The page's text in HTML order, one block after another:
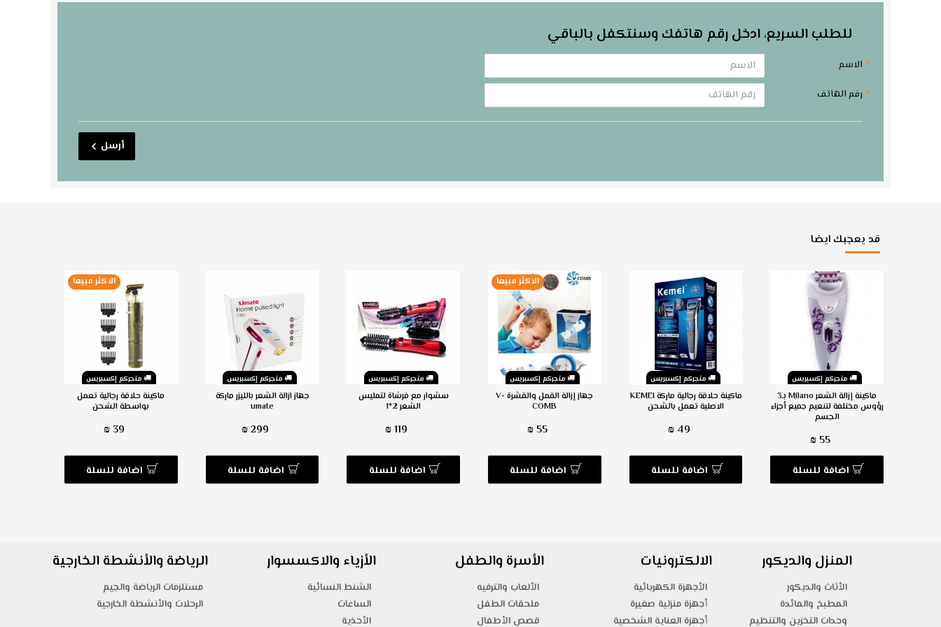
للطلب السريع، ادخل رقم هاتفك وسنتكفل بالباقي
الاسم
رقم الهاتف
أرسل
قد يعجبك ايضا
متجركم إكسبريس
ماكينة إزالة الشعر Milano بـ3
رؤوس مختلفة لتنعيم جميع أجزاء
الجسم
55 ₪
اضافة للسلة
متجركم إكسبريس
ماكينة حلاقة رجالية ماركة KEMEI
الاصلية تعمل بالشحن
49 ₪
اضافة للسلة
متجركم إكسبريس
الاكثر مبيعا
جهاز إزالة القمل والقشرة V-
COMB
55 ₪
اضافة للسلة
متجركم إكسبريس
سشوار مع فرشاة لتمليس
الشعر 2*1
119 ₪
اضافة للسلة
متجركم إكسبريس
جهاز ازالة الشعر بالليزر ماركة
umate
299 ₪
اضافة للسلة
متجركم إكسبريس
الاكثر مبيعا
ماكينة حلاقة رجالية تعمل
بواسطة الشحن
39 ₪
اضافة للسلة
المنزل والديكور
الأثاث والديكور
المطبخ والمائدة
وحدات التخزين والتنظيم
الالكترونيات
الأجهزة الكهربائية
أجهزة منزلية صغيرة
أجهزة العناية الشخصية
الأسرة والطفل
الألعاب والترفيه
ملحقات الطفل
قصص الأطفال
الأزياء والاكسسوار
الشنط النسائية
الساعات
الأحذية
الرياضة والأنشطة الخارجية
مستلزمات الرياضة والجيم
الرحلات والأنشطة الخارجية